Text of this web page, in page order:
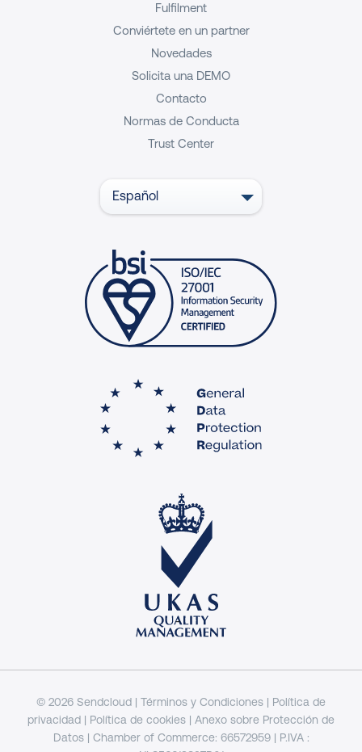
Fulfilment
Conviértete en un partner
Novedades
Solicita una DEMO
Contacto
Normas de Conducta
Trust Center
Español
© 2026 Sendcloud | Términos y Condiciones | Política de
privacidad | Política de cookies | Anexo sobre Protección de
Datos| Chamber of Commerce: 66572959 | P.IVA :